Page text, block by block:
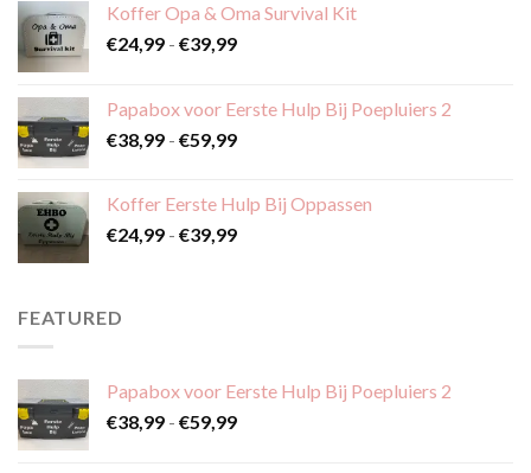
Koffer Opa & Oma Survival Kit
€24,99 - €39,99Prijsklasse:
€39,99
Papabox voor Eerste Hulp Bij Poepluiers 2
€38,99 - €59,99Prijsklasse:
€59,99
Koffer Eerste Hulp Bij Oppassen
€24,99 - €39,99Prijsklasse:
FEATURED
Papabox voor Eerste Hulp Bij Poepluiers 2
€38,99 - €59,99Prijsklasse: